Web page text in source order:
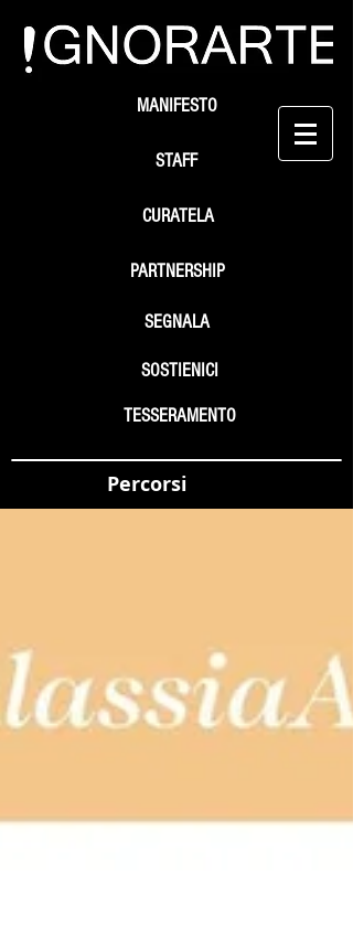
STAFF
SEGNALA
SOSTIENICI
MANIFESTO
PARTNERSHIP
TESSERAMENTO
CURATELA
Percorsi